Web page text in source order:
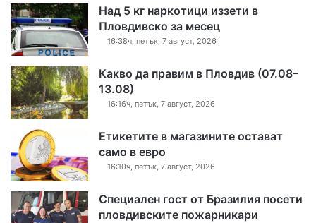
Над 5 кг наркотици иззети в
Пловдивско за месец
16:38ч, петък, 7 август, 2026
Какво да правим в Пловдив (07.08–
13.08)
16:16ч, петък, 7 август, 2026
Етикетите в магазините остават
само в евро
16:10ч, петък, 7 август, 2026
Специален гост от Бразилия посети
пловдивските пожарникари